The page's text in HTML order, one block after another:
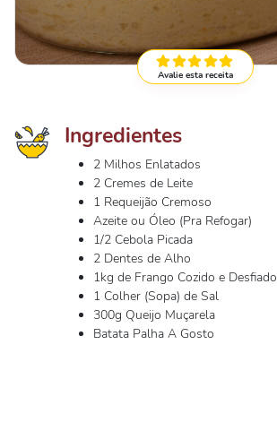
Avalie esta receita
Ingredientes
2 Milhos Enlatados
2 Cremes de Leite
1 Requeijão Cremoso
Azeite ou Óleo (Pra Refogar)
1/2 Cebola Picada
2 Dentes de Alho
1kg de Frango Cozido e Desfiado
1 Colher (Sopa) de Sal
300g Queijo Muçarela
Batata Palha A Gosto